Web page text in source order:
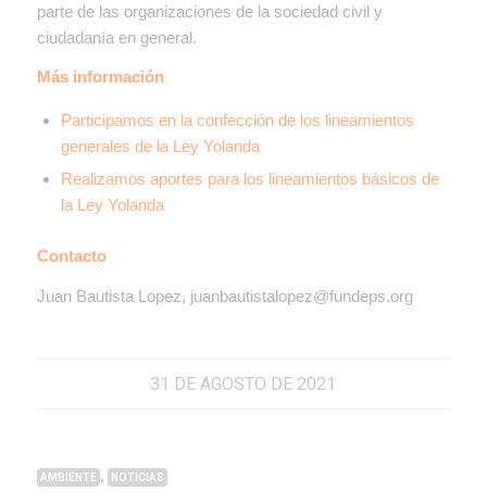
parte de las organizaciones de la sociedad civil y
ciudadanía en general.
Más información
Participamos en la confección de los lineamientos
generales de la Ley Yolanda
Realizamos aportes para los lineamientos básicos de
la Ley Yolanda
Contacto
Juan Bautista Lopez, juanbautistalopez@fundeps.org
31 DE AGOSTO DE 2021
AMBIENTE , NOTICIAS